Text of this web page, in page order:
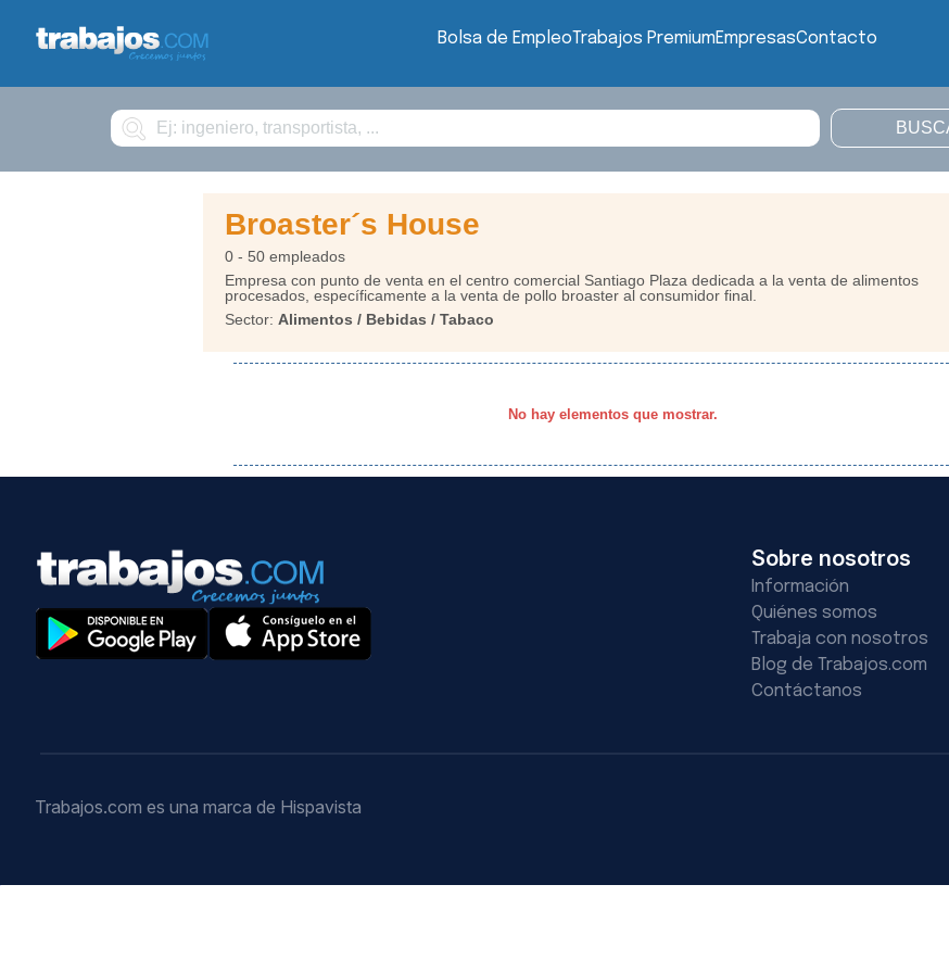
Bolsa de EmpleoTrabajos PremiumEmpresasContacto
Buscar
Broaster´s House
0 - 50 empleados
Empresa con punto de venta en el centro comercial Santiago Plaza dedicada a la venta de alimentos
procesados, específicamente a la venta de pollo broaster al consumidor final.
Sector: Alimentos / Bebidas / Tabaco
No hay elementos que mostrar.
Sobre nosotros
Información
Quiénes somos
Trabaja con nosotros
Blog de Trabajos.com
Contáctanos
Trabajos.com es una marca de Hispavista